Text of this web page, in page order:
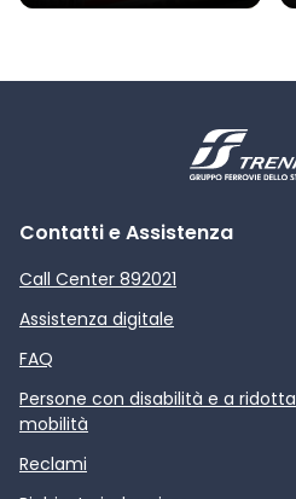
Contatti e Assistenza
Call Center 892021
Assistenza digitale
FAQ
Persone con disabilità e a ridotta
mobilità
Reclami